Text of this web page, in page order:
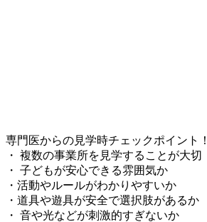
専門医からの見学時チェックポイント！
・ 複数の事業所を見学することが大切
・ 子どもが安心できる雰囲気か
・活動やルールがわかりやすいか
・道具や遊具が安全で選択肢があるか
・ 音や光などが刺激的すぎないか